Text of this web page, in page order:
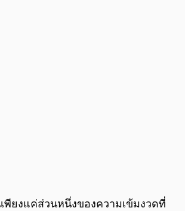
พียงแค่ส่วนหนึ่งของความเข้มงวดที่